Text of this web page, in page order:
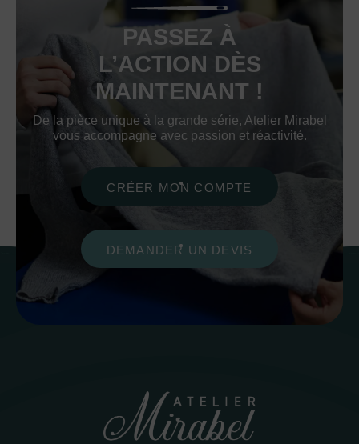
PASSEZ À
L’ACTION DÈS
MAINTENANT !
De la pièce unique à la grande série, Atelier Mirabel
vous accompagne avec passion et réactivité.
CRÉER MON COMPTE
DEMANDER UN DEVIS